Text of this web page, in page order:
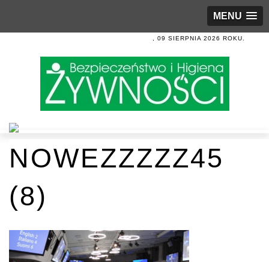
MENU
, 09 SIERPNIA 2026 ROKU.
NOWEZZZZZ45
(8)